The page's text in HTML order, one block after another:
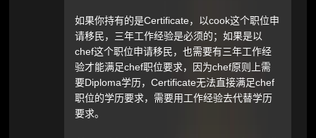
如果你持有的是Certificate，以cook这个职位申
请移民，三年工作经验是必须的；如果是以
chef这个职位申请移民，也需要有三年工作经
验才能满足chef职位要求，因为chef原则上需
要Diploma学历，Certificate无法直接满足chef
职位的学历要求，需要用工作经验去代替学历
要求。